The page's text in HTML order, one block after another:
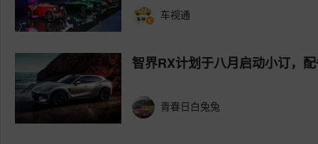
车视通
智界RX计划于八月启动小订，
青春日白兔兔